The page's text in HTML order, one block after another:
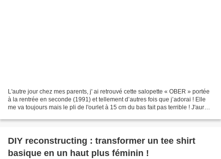
L'autre jour chez mes parents, j' ai retrouvé cette salopette « OBER » portée
à la rentrée en seconde (1991) et tellement d’autres fois que j’adorai ! Elle
me va toujours mais le pli de l'ourlet à 15 cm du bas fait pas terrible ! J'aurais
DIY reconstructing : transformer un tee shirt
basique en un haut plus féminin !